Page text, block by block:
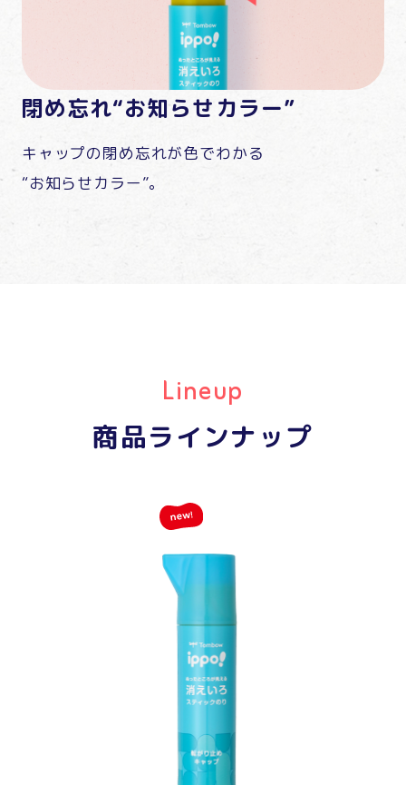
閉め忘れ“お知らせカラー”
キャップの閉め忘れが色でわかる
“お知らせカラー”。
商品ラインナップ